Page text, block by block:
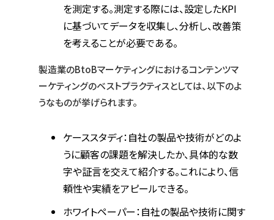
を測定する。測定する際には、設定したKPI
に基づいてデータを収集し、分析し、改善策
を考えることが必要である。
製造業のBtoBマーケティングにおけるコンテンツマ
ーケティングのベストプラクティスとしては、以下のよ
うなものが挙げられます。
ケーススタディ：自社の製品や技術がどのよ
うに顧客の課題を解決したか、具体的な数
字や証言を交えて紹介する。これにより、信
頼性や実績をアピールできる。
ホワイトペーパー：自社の製品や技術に関す